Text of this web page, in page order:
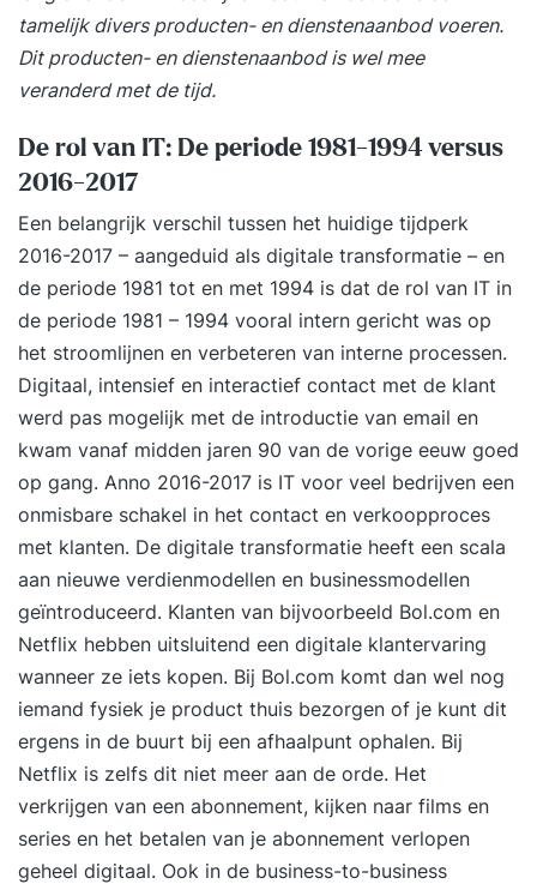
tamelijk divers producten- en dienstenaanbod voeren.
Dit producten- en dienstenaanbod is wel mee
veranderd met de tijd.
De rol van IT: De periode 1981-1994 versus
2016-2017
Een belangrijk verschil tussen het huidige tijdperk
2016-2017 – aangeduid als digitale transformatie – en
de periode 1981 tot en met 1994 is dat de rol van IT in
de periode 1981 – 1994 vooral intern gericht was op
het stroomlijnen en verbeteren van interne processen.
Digitaal, intensief en interactief contact met de klant
werd pas mogelijk met de introductie van email en
kwam vanaf midden jaren 90 van de vorige eeuw goed
op gang. Anno 2016-2017 is IT voor veel bedrijven een
onmisbare schakel in het contact en verkoopproces
met klanten. De digitale transformatie heeft een scala
aan nieuwe verdienmodellen en businessmodellen
geïntroduceerd. Klanten van bijvoorbeeld Bol.com en
Netflix hebben uitsluitend een digitale klantervaring
wanneer ze iets kopen. Bij Bol.com komt dan wel nog
iemand fysiek je product thuis bezorgen of je kunt dit
ergens in de buurt bij een afhaalpunt ophalen. Bij
Netflix is zelfs dit niet meer aan de orde. Het
verkrijgen van een abonnement, kijken naar films en
series en het betalen van je abonnement verlopen
geheel digitaal. Ook in de business-to-business